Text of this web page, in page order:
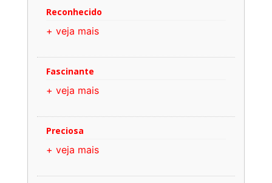
Reconhecido
+ veja mais
Fascinante
+ veja mais
Preciosa
+ veja mais